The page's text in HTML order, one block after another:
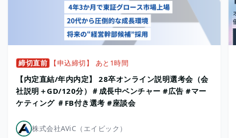
締切直前 【申込締切】 あと1時間
【内定直結/年内内定】 28卒オンライン説明選考会（会
社説明＋GD/120分）＃成長中ベンチャー #広告 #マー
ケティング ＃FB付き選考 #座談会
株式会社AViC（エイビック）